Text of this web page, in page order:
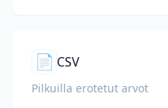
📄 CSV
Pilkuilla erotetut arvot